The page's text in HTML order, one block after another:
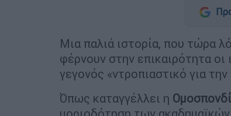
Μια παλιά ιστορία, που τώρα
φέρνουν στην επικαιρότητα οι
γεγονός «ντροπιαστικό για την
Όπως καταγγέλλει η